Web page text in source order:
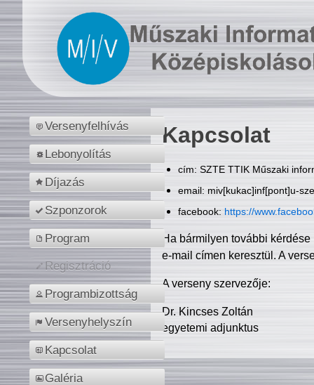
Versenyfelhívás
Lebonyolítás
Díjazás
Szponzorok
Program
Regisztráció
Programbizottság
Versenyhelyszín
Kapcsolat
Galéria
Kapcsolat
cím: SZTE TTIK Műszaki
email: miv[kukac]inf[pont]u-
facebook: https://
Ha bármilyen további
e-mail címen keresztül. A
A verseny szervezője:
Dr. Kincses Zoltán
egyetemi adjunktus